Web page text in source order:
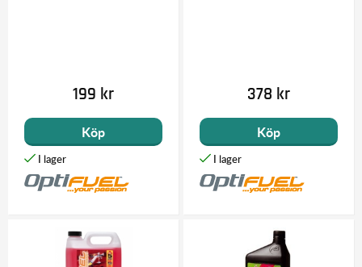
199 kr
Köp
378 kr
Köp